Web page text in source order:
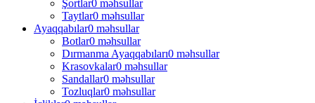
Şortlar0 məhsullar
Taytlar0 məhsullar
Ayaqqabılar0 məhsullar
Botlar0 məhsullar
Dırmanma Ayaqqabıları0 məhsullar
Krasovkalar0 məhsullar
Sandallar0 məhsullar
Tozluqlar0 məhsullar